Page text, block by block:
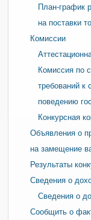
План-график
на поставки
Комиссии
Комиссия по
требований к
поведению
Конкурсная
Объявления о
на замещение
Результаты
Сведения о
Сведения о
Сообщить о